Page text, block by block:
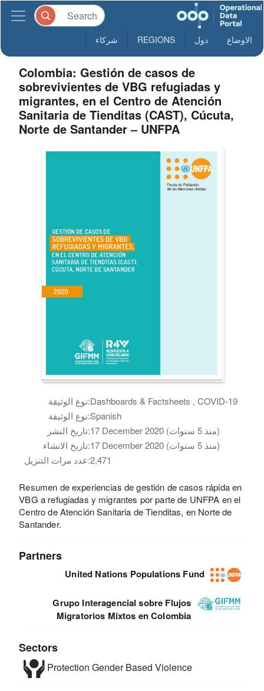
الاوضاع دول REGIONS شركاء
Colombia: Gestión de casos de
sobrevivientes de VBG refugiadas y
migrantes, en el Centro de Atención
Sanitaria de Tienditas (CAST), Cúcuta,
Norte de Santander – UNFPA
نوع الوثيقة:Dashboards & Factsheets , COVID-19
نوع الوثيقة:Spanish
تاريخ النشر:
17 December 2020 (منذ 5 سنوات)
تاريخ الانشاء:
17 December 2020 (منذ 5 سنوات)
عدد مرات التنزيل:2,471
Resumen de experiencias de gestión de casos rápida en
VBG a refugiadas y migrantes por parte de UNFPA en el
Centro de Atención Sanitaria de Tienditas, en Norte de
Santander.
Partners
United Nations Populations Fund
Grupo Interagencial sobre Flujos
Migratorios Mixtos en Colombia
Sectors
Protection Gender Based Violence